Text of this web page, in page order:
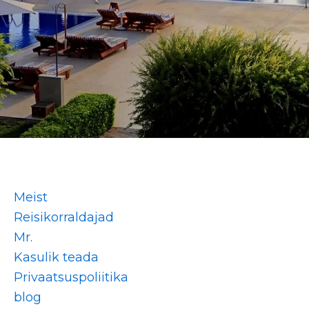
Meist
Reisikorraldajad
Mr.
Kasulik teada
Privaatsuspoliitika
blog